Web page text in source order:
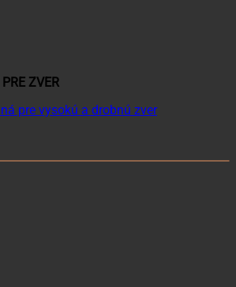
ZVER
pre vysokú a drobnú zver